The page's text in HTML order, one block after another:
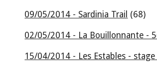
09/05/2014 - Sardinia Trail (68)
02/05/2014 - La Bouillonnante -
15/04/2014 - Les Estables -